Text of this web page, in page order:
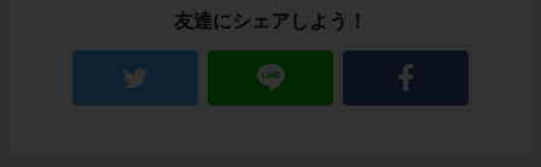
友達にシェアしよう！